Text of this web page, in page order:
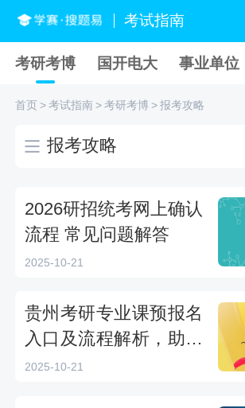
考试指南
考研考博 国开电大 事业单位
首页>考试指南>考研考博>报考攻略
报考攻略
2026研招统考网上确认
流程 常见问题解答
2025-10-21
贵州考研专业课预报名
入口及流程解析，助你
顺利报考
2025-10-21